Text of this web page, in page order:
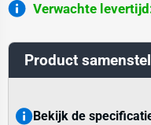
Verwachte
Product
Bekijk de